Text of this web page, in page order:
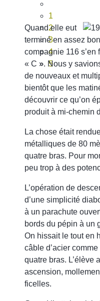
1
2
3
4
5
Quand elle eut
terminé en assez
compagnie 116 s’en
« C ». Nous y
de nouveaux et
bientôt que les
découvrir ce qu’on
produit à mi-chemin
La chose était
métalliques de 80
quatre bras. Pour
peu trop à des
L’opération de
d’une simplicité
à un parachute
bords du pépin à un
On hissait le tout en
câble d’acier
quatre bras. L’élève
ascension,
ficelles.